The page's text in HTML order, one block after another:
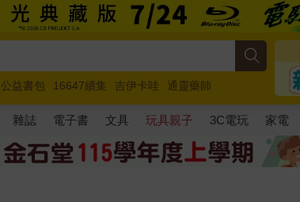
公益書包 16647續集 吉伊卡哇
通靈藥師
馬斯克 玩具總動員5 超慢跑
雜誌 電子書 文具 玩具親子 3C電玩 家電